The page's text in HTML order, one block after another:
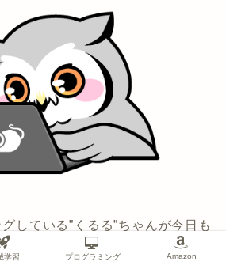
している”くるる”ちゃんが今日も
学習 プログラミング Amazon